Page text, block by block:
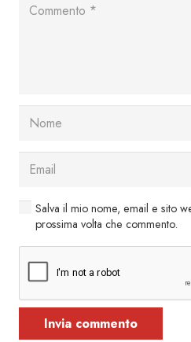
Salva il mio nome, email e sito
prossima volta che commento.
Invia commento